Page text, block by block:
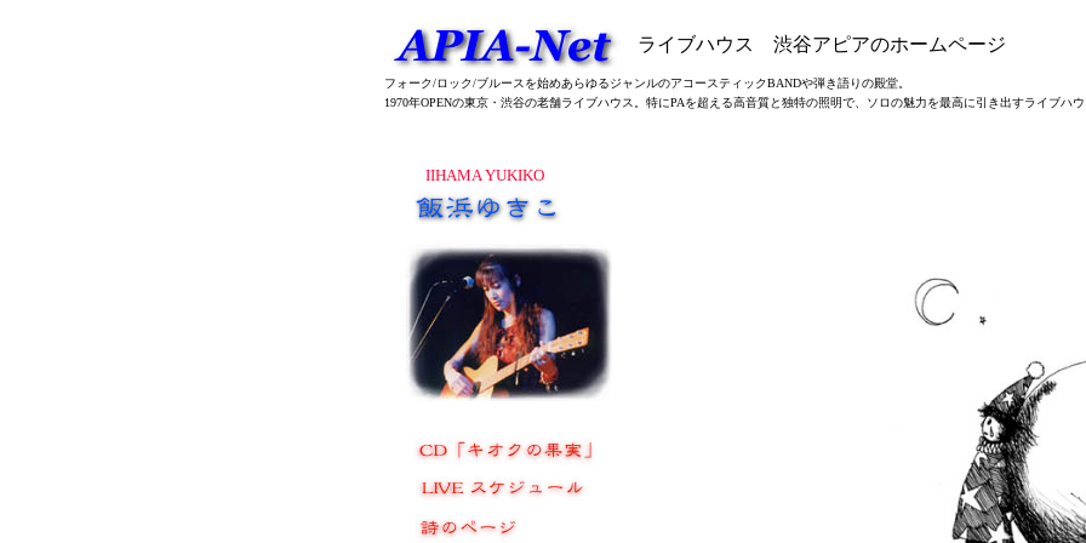
ライブハウス 渋谷アピアのホームページ
フォーク/ロック/ブルースを始めあらゆるジャンルのアコースティックBANDや弾き語りの殿堂。
1970年OPENの東京・渋谷の老舗ライブハウス。特にPAを超える高音質と独特の照明で、ソロの魅力を最高に引き出すライブハ
IIHAMA YUKIKO